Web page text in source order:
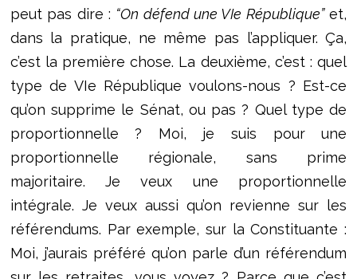
peut pas dire : “On défend une VIe République”et,
dans la pratique, ne même pas l’appliquer. Ça,
c’est la première chose. La deuxième, c’est : quel
type de VIe République voulons-nous ? Est-ce
qu’on supprime le Sénat, ou pas ? Quel type de
proportionnelle ? Moi, je suis pour une
proportionnelle régionale, sans prime
majoritaire. Je veux une proportionnelle
intégrale. Je veux aussi qu’on revienne sur les
référendums. Par exemple, sur la Constituante :
Moi, j’aurais préféré qu’on parle d’un référendum